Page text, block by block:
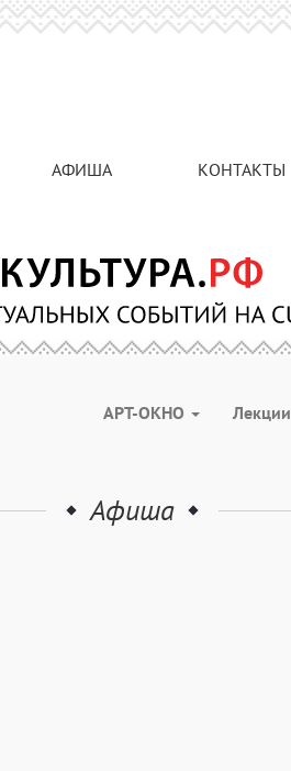
АФИША КОНТАКТЫ
АРТ-ОКНО Лекции
Афиша